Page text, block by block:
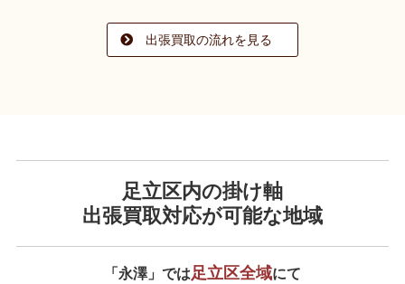
出張買取の流れを見る
足立区内の掛け軸
出張買取対応が可能な地域
「永澤」では足立区全域にて